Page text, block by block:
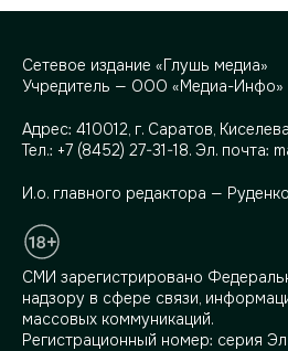
Сетевое издание «Глушь медиа»
Учредитель — ООО «Медиа-Инфо»
Адрес: 410012, г. Саратов,
Тел.: +7 (8452) 27-31-18. Эл. почта:
И.о. главного редактора —
СМИ зарегистрировано
надзору в сфере связи,
массовых коммуникаций.
Регистрационный номер: серия